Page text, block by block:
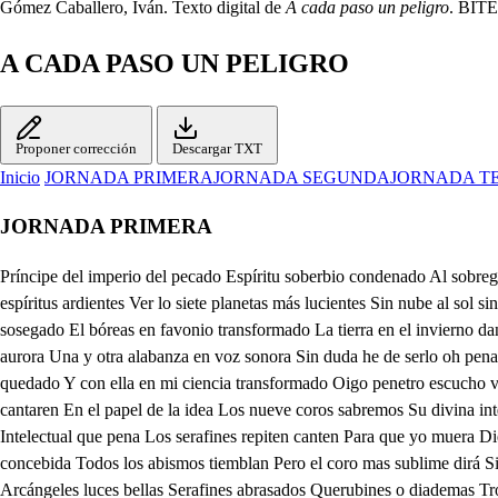
Gómez Caballero, Iván. Texto digital de A cada paso un peligro.
A CADA PASO UN PELIGRO
Proponer corrección Descargar TXT
Inicio JORNADA PRIMERAJORNADA SEGUNDAJORNADA
JORNADA PRIMERA
Príncipe del imperio del pecado Espíritu soberbio condenado Al sobregoso reino de los profundos Hidra inmortal del mundo De que admirado viene hoy se espera Estar en el manto de la azul esfera Esmaltado de espíritus ardientes Ver lo siete planetas más lucientes Sin nube al sol sin mácula de la luna La providencia a quien llamó fortuna La vana adoración que yo defiendo Favores soberanos repartiendo El mar tan sosegado El bóreas en favonio transformado La tierra en el invierno dando flores Lisonjeando el fuego sus ardores Los nueve coros por la solfa trina Cantando en la capilla peregrina A la que quiere concebirse aurora Una y otra alabanza en voz sonora Sin duda he de serlo oh pena mía La concepción sagrada de maría En que lo echas de ver mira yo he sido Criado en gracia y aunque la he perdido La ciencia me ha quedado Y con ella en mi ciencia transformado Oigo penetro escucho veo y miro Que ves que escuchas que con va suspiro Te ladras la región Culpa primera Tú lo podrás saber de esta manera Escribe lo que cantaren En el papel de la idea Los nueve coros sabremos Su divina inteligencia Dices bien atento estoy El coro angélico empieza Que es la primera jerarquía El coro A la letra de los arcángeles responden Intelectual que pena Los serafines repiten canten Para que yo muera Diciendo los querubines con gozo Que te desvela Los tronos oigo este día Y alternando las esferas Que divinamente fueran Dicen que fue concebida Todos los abismos tiemblan Pero el coro mas sublime dirá Sin pecado o penas Inmortales que aguardáis Si para cerrar la letra Responden original Juntemos aquestas letras Dicen los ángeles puros Arcángeles luces bellas Serafines abrasados Querubines o diademas Tronos y dominaciones Las potestades supremas Y toda la imperial corte Celestial de esta manera El coro intelectual Cante con gozo este día Que es concebida maría Sin pecado original Culpa aquí de mi poder Esta es la esfera sagrada Pecado licencia tienes Para que el borrón o mancha Del primer hombre se toque A la más pura más santa Criatura que dios formó Y pues los ángeles cantan A la concepción sin duda Infundirse quiere el alma De maría en la materia Que te detienes que aguardas Dices bien la casa es esta Y pues he puesto en desgracia De dios la naturaleza De maría la pureza Mancharé quien va No ha lugar Porque está de gracia llena Como si Adán la perdió En el convite cruel María no se halló en él Porque dios la preservó La mesa fue general Y su veneno comieron Todos cuantos descendieron De la culpa original Es verdad pero los dos Penad en vuestra desgracia Que en un convite sin gracia No está la madre de dios Si estará que fue de adán Hija por generación Y él confesará la unión De la culpa que le dan Pues como dice Isaías Que una virgen parirá Porque maría será Madre del sacro mesías Si es religión que espanto Como casada será Porque su esposo será Quien el espíritu santo Ya este misterio previsto Los que entran en religión Serán por imitación Esposas de Jesucristo Todo el abismo me valga Caiga sobre mí las nubes Preñadas de rayos cargan Del supremo balvastre Los ejes eslabonados En esos orbes azules No quede en él consistorio De dios hoy ningún querube De culpas y en mi ideas Todas las entes caduquen Aquí no hay más que